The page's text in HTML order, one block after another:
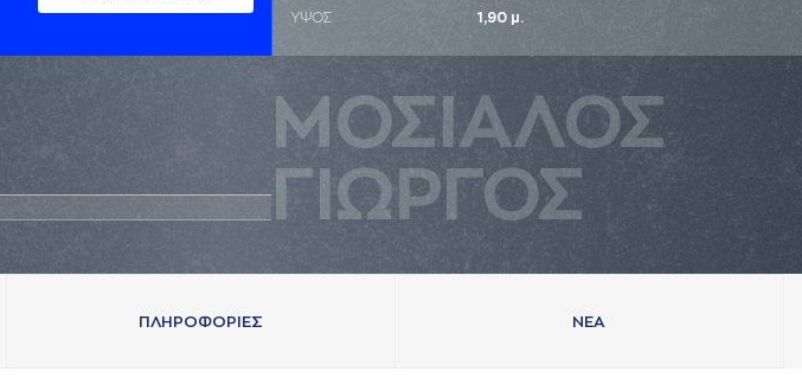
ΜΟΣΙAΛΟΣ
ΓΙΩΡΓΟΣ
ΥΨΟΣ 1,90 μ.
ΠΛΗΡΟΦΟΡΙΕΣ ΝΕA